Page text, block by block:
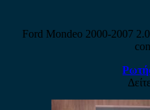
Ford Mondeo 2000-2007